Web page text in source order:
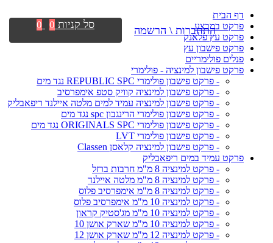
דף הבית
פרקט במבצע
פרקט עץ פלאנק
פרקט פישבון עץ
פנלים פולימריים
פרקט פישבון למינציה - פולימרי
- פרקט פישבון פולימרי REPUBLIC SPC נגד מים
- פרקט פישבון למינציה קוויק סטפ אימפרסיב
- פרקט פישבון למינציה עמיד למים מלטה איילנד ריפאבליק
- פרקט פישבון פולימרי הרינגבון spc נגד מים
- פרקט פישבון פולימרי ORIGINALS SPC נגד מים
- פרקט פישבון פולימרי LVT
- פרקט פישבון למינציה קלאסן Classen
פרקט עמיד במים ריפאבליק
- פרקט למינציה 8 מ"מ חרבות ברזל
- פרקט למינציה 8 מ"מ מלטה איילנד
- פרקט למינציה 8 מ"מ אימפרסיב פלוס
- פרקט למינציה 10 מ"מ אימפרסיב פלוס
- פרקט למינציה 10 מ"מ מג'סטיק קראון
- פרקט למינציה 10 מ"מ שארק אושן 10
- פרקט למינציה 12 מ"מ שארק אושן 12
התחברות \ הרשמה סל קניות 0
0